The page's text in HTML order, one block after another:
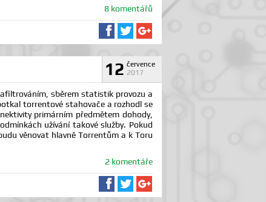
8 komentářů
Sdílet na Facebooku
Sdílet na Twitteru
12 července
2017
sběrem statistik provozu a
torrentové stahovače a rozhodl se
primárním předmětem dohody,
užívání takové služby. Pokud
věnovat hlavně Torrentům a k Toru
2 komentáře
Sdílet na Facebooku
Sdílet na Twitteru